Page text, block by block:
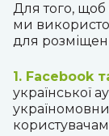
Для того, щоб
ми
для
1. Facebook
української